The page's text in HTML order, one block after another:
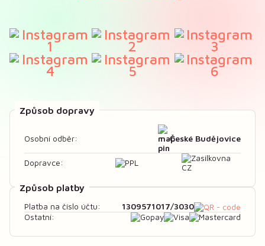
Způsob dopravy
Osobní odběr: České Budějovice
Dopravce:
Způsob platby
Platba na číslo účtu: 1309571017/3030
Ostatní: